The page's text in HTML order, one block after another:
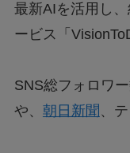
最新AIを活用し
ービス「
SNS総フォロワ
や、 朝日新聞 、